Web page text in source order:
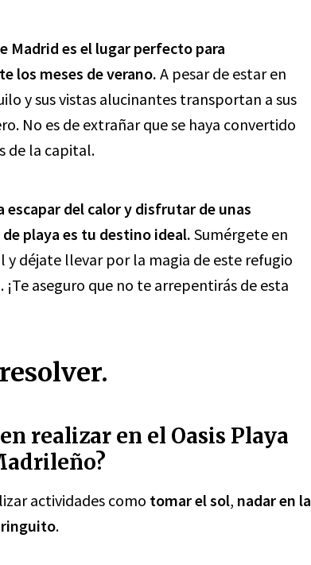
Madrid es el lugar perfecto para
los meses de verano. A pesar de estar en
y sus vistas alucinantes transportan a sus
No es de extrañar que se haya convertido
de la capital.
escapar del calor y disfrutar de unas
playa es tu destino ideal. Sumérgete en
y déjate llevar por la magia de este refugio
aseguro que no te arrepentirás de esta
realizar en el Oasis Playa
actividades como tomar el sol, nadar en la
.